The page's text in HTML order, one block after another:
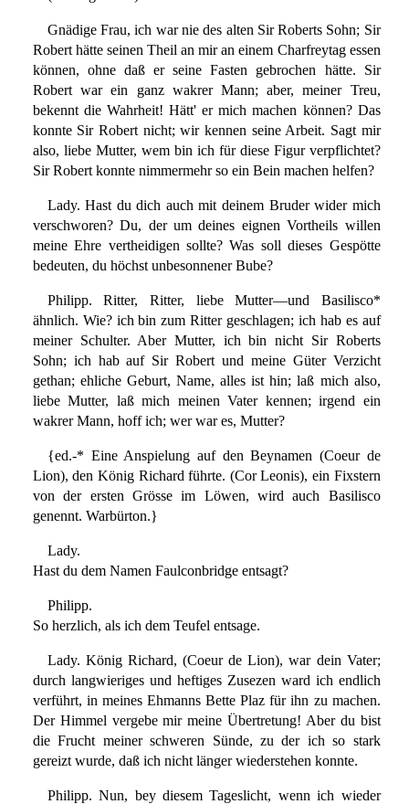
Gnädige Frau, ich war nie des alten Sir Roberts Sohn; Sir
Robert hätte seinen Theil an mir an einem Charfreytag essen
können, ohne daß er seine Fasten gebrochen hätte. Sir
Robert war ein ganz wakrer Mann; aber, meiner Treu,
bekennt die Wahrheit! Hätt' er mich machen können? Das
konnte Sir Robert nicht; wir kennen seine Arbeit. Sagt mir
also, liebe Mutter, wem bin ich für diese Figur verpflichtet?
Sir Robert konnte nimmermehr so ein Bein machen helfen?
Lady. Hast du dich auch mit deinem Bruder wider mich
verschworen? Du, der um deines eignen Vortheils willen
meine Ehre vertheidigen sollte? Was soll dieses Gespötte
bedeuten, du höchst unbesonnener Bube?
Philipp. Ritter, Ritter, liebe Mutter—und Basilisco*
ähnlich. Wie? ich bin zum Ritter geschlagen; ich hab es auf
meiner Schulter. Aber Mutter, ich bin nicht Sir Roberts
Sohn; ich hab auf Sir Robert und meine Güter Verzicht
gethan; ehliche Geburt, Name, alles ist hin; laß mich also,
liebe Mutter, laß mich meinen Vater kennen; irgend ein
wakrer Mann, hoff ich; wer war es, Mutter?
{ed.-* Eine Anspielung auf den Beynamen (Coeur de
Lion), den König Richard führte. (Cor Leonis), ein Fixstern
von der ersten Grösse im Löwen, wird auch Basilisco
genennt. Warbürton.}
Lady.
Hast du dem Namen Faulconbridge entsagt?
Philipp.
So herzlich, als ich dem Teufel entsage.
Lady. König Richard, (Coeur de Lion), war dein Vater;
durch langwieriges und heftiges Zusezen ward ich endlich
verführt, in meines Ehmanns Bette Plaz für ihn zu machen.
Der Himmel vergebe mir meine Übertretung! Aber du bist
die Frucht meiner schweren Sünde, zu der ich so stark
gereizt wurde, daß ich nicht länger wiederstehen konnte.
Philipp. Nun, bey diesem Tageslicht, wenn ich wieder